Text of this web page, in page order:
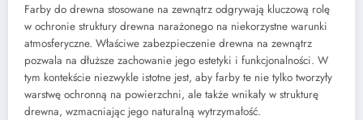
Farby do drewna stosowane na zewnątrz odgrywają kluczową rolę
w ochronie struktury drewna narażonego na niekorzystne warunki
atmosferyczne. Właściwe zabezpieczenie drewna na zewnątrz
pozwala na dłuższe zachowanie jego estetyki i funkcjonalności. W
tym kontekście niezwykle istotne jest, aby farby te nie tylko tworzyły
warstwę ochronną na powierzchni, ale także wnikały w strukturę
drewna, wzmacniając jego naturalną wytrzymałość.